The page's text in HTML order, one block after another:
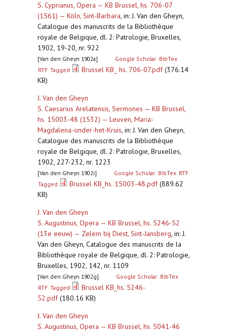
S. Cyprianus, Opera — KB Brussel, hs. 706-07
(1561) — Köln, Sint-Barbara, in: J. Van den Gheyn,
Catalogue des manuscrits de la Bibliothèque
royale de Belgique, dl. 2: Patrologie, Bruxelles,
1902, 19-20, nr. 922
[Van den Gheyn 1902a] Google Scholar BibTex
RTF Tagged Brussel KB_ hs. 706-07.pdf(376.14
KB)
J. Van den Gheyn
S. Caesarius Arelatensis, Sermones — KB Brussel,
hs. 15003-48 (1532) — Leuven, Maria-
Magdalena-onder-het-Kruis, in: J. Van den Gheyn,
Catalogue des manuscrits de la Bibliothèque
royale de Belgique, dl. 2: Patrologie, Bruxelles,
1902, 227-232, nr. 1223
[Van den Gheyn 1902i] Google Scholar BibTex RTF
Tagged
Brussel KB_hs. 15003-48.pdf(889.62
KB)
J. Van den Gheyn
S. Augustinus, Opera — KB Brussel, hs. 5246-52
(13e eeuw) — Zelem bij Diest, Sint-Jansberg, in: J.
Van den Gheyn, Catalogue des manuscrits de la
Bibliothèque royale de Belgique, dl. 2: Patrologie,
Bruxelles, 1902, 142, nr. 1109
[Van den Gheyn 1902g] Google Scholar BibTex
RTF Tagged
Brussel KB_hs. 5246-
52.pdf(180.16 KB)
J. Van den Gheyn
S. Augustinus, Opera — KB Brussel, hs. 5041-46